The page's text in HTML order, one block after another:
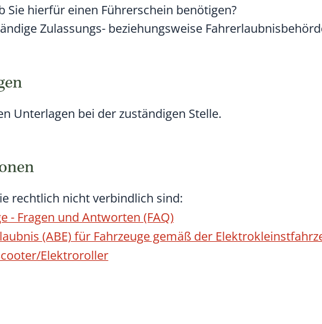
Sie hierfür einen Führerschein benötigen?
Zulassungs- beziehungsweise
Unterlagen bei der zuständigen Stelle.
rechtlich nicht verbindlich sind:
- Fragen und Antworten (FAQ)
(ABE) für Fahrzeuge gemäß der
Elektroroller